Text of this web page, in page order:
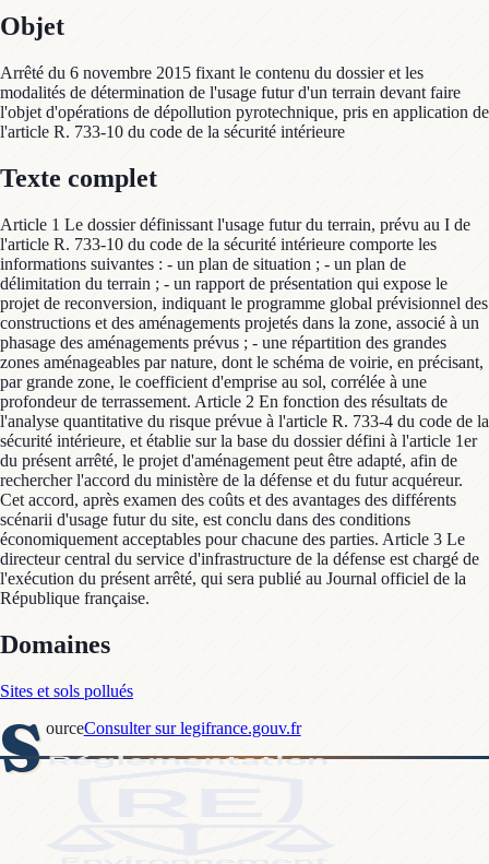
Objet
Arrêté du 6 novembre 2015 fixant le contenu du dossier et les
modalités de détermination de l'usage futur d'un terrain devant faire
l'objet d'opérations de dépollution pyrotechnique, pris en application de
l'article R. 733-10 du code de la sécurité intérieure
Texte complet
Article 1 Le dossier définissant l'usage futur du terrain, prévu au I de
l'article R. 733-10 du code de la sécurité intérieure comporte les
informations suivantes : - un plan de situation ; - un plan de
délimitation du terrain ; - un rapport de présentation qui expose le
projet de reconversion, indiquant le programme global prévisionnel des
constructions et des aménagements projetés dans la zone, associé à un
phasage des aménagements prévus ; - une répartition des grandes
zones aménageables par nature, dont le schéma de voirie, en précisant,
par grande zone, le coefficient d'emprise au sol, corrélée à une
profondeur de terrassement. Article 2 En fonction des résultats de
l'analyse quantitative du risque prévue à l'article R. 733-4 du code de la
sécurité intérieure, et établie sur la base du dossier défini à l'article 1er
du présent arrêté, le projet d'aménagement peut être adapté, afin de
rechercher l'accord du ministère de la défense et du futur acquéreur.
Cet accord, après examen des coûts et des avantages des différents
scénarii d'usage futur du site, est conclu dans des conditions
économiquement acceptables pour chacune des parties. Article 3 Le
directeur central du service d'infrastructure de la défense est chargé de
l'exécution du présent arrêté, qui sera publié au Journal officiel de la
République française.
Domaines
Sites et sols pollués
S ourceConsulter sur legifrance.gouv.fr